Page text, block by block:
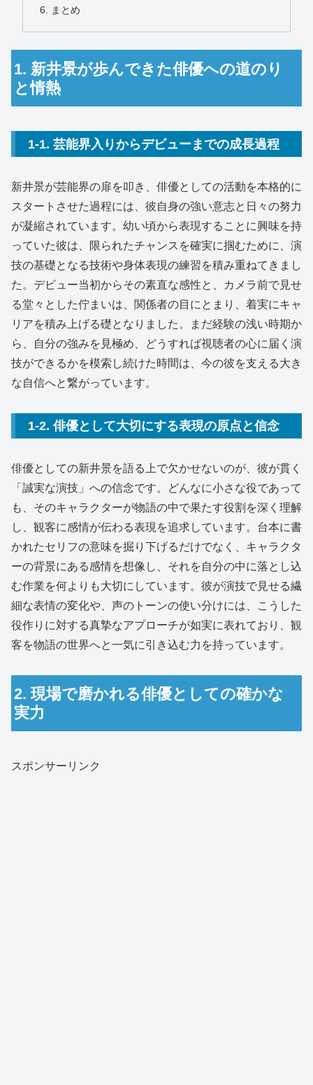
まとめ
1. 新井景が歩んできた俳優への道のり
と情熱
1-1. 芸能界入りからデビューまでの成長過程
新井景が芸能界の扉を叩き、俳優としての活動を本格的に
スタートさせた過程には、彼自身の強い意志と日々の努力
が凝縮されています。幼い頃から表現することに興味を持
っていた彼は、限られたチャンスを確実に掴むために、演
技の基礎となる技術や身体表現の練習を積み重ねてきまし
た。デビュー当初からその素直な感性と、カメラ前で見せ
る堂々とした佇まいは、関係者の目にとまり、着実にキャ
リアを積み上げる礎となりました。まだ経験の浅い時期か
ら、自分の強みを見極め、どうすれば視聴者の心に届く演
技ができるかを模索し続けた時間は、今の彼を支える大き
な自信へと繋がっています。
1-2. 俳優として大切にする表現の原点と信念
俳優としての新井景を語る上で欠かせないのが、彼が貫く
「誠実な演技」への信念です。どんなに小さな役であって
も、そのキャラクターが物語の中で果たす役割を深く理解
し、観客に感情が伝わる表現を追求しています。台本に書
かれたセリフの意味を掘り下げるだけでなく、キャラクタ
ーの背景にある感情を想像し、それを自分の中に落とし込
む作業を何よりも大切にしています。彼が演技で見せる繊
細な表情の変化や、声のトーンの使い分けには、こうした
役作りに対する真摯なアプローチが如実に表れており、観
客を物語の世界へと一気に引き込む力を持っています。
2. 現場で磨かれる俳優としての確かな
実力
スポンサーリンク